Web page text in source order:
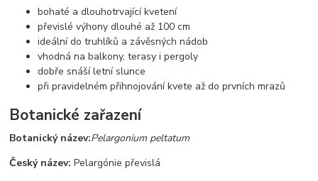
bohaté a dlouhotrvající kvetení
převislé výhony dlouhé až 100 cm
ideální do truhlíků a závěsných nádob
vhodná na balkony, terasy i pergoly
dobře snáší letní slunce
při pravidelném přihnojování kvete až do prvních mrazů
Botanické zařazení
Botanický název:Pelargonium peltatum
Český název: Pelargónie převislá